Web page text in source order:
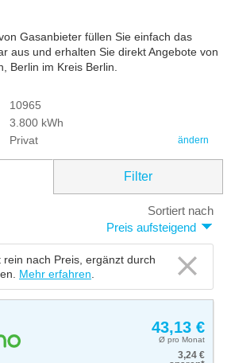
Gasanbieter füllen Sie einfach das
aus und erhalten Sie direkt Angebote von
Berlin im Kreis Berlin.